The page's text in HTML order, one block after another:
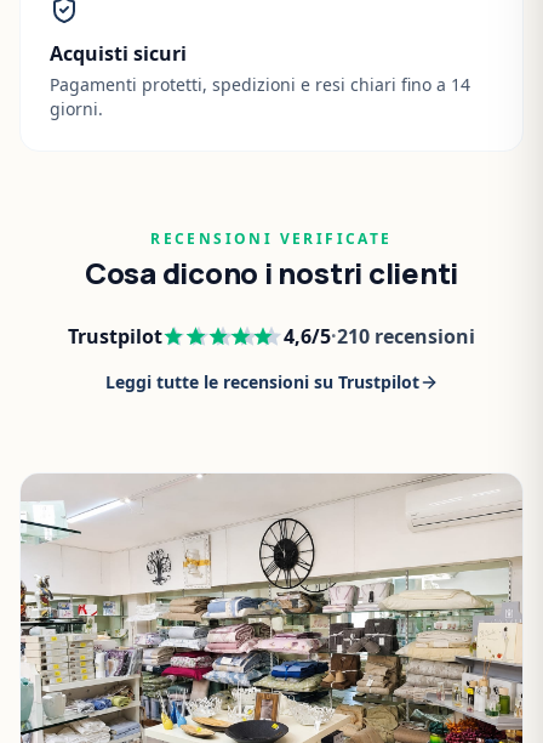
Acquisti sicuri
Pagamenti protetti, spedizioni e resi chiari fino a 14
giorni.
RECENSIONI VERIFICATE
Cosa dicono i nostri clienti
Trustpilot 4,6/5·210 recensioni
Leggi tutte le recensioni su Trustpilot